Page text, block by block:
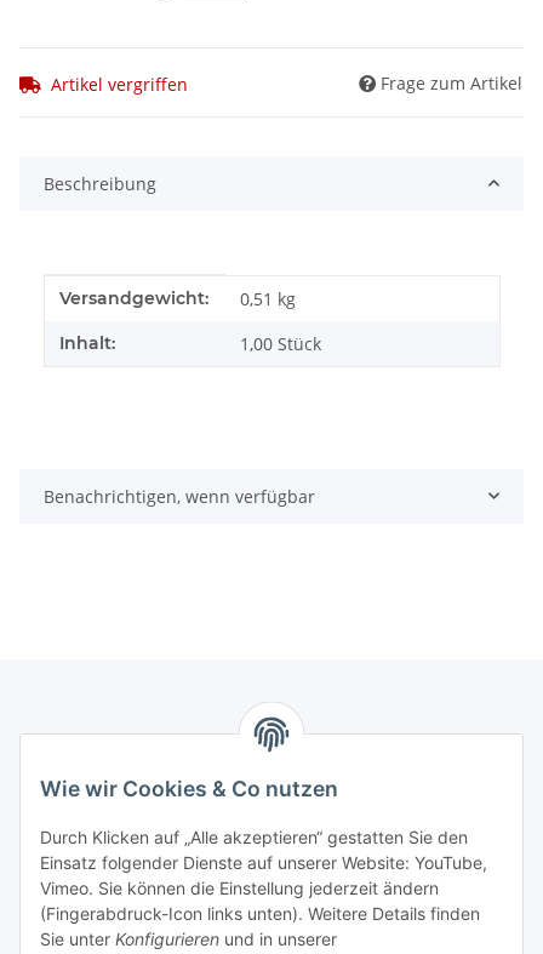
Wie wir Cookies & Co nutzen
Durch Klicken auf „Alle akzeptieren“ gestatten Sie den
Einsatz folgender Dienste auf unserer Website: YouTube,
Vimeo. Sie können die Einstellung jederzeit ändern
(Fingerabdruck-Icon links unten). Weitere Details finden
Sie unter Konfigurieren und in unserer
Artikel vergriffen Frage zum Artikel
Beschreibung
Produkteigenschaft
Wert
Versandgewicht: 0,51 kg
Inhalt: 1,00 Stück
Benachrichtigen, wenn verfügbar
Mein Konto
Hosting, Design & JTL-Support